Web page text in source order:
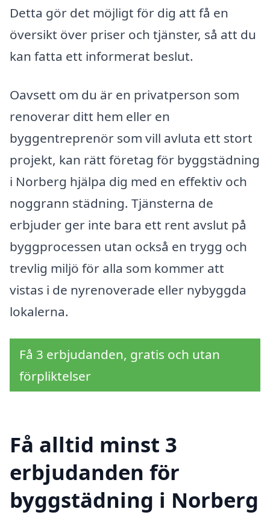
Detta gör det möjligt för dig att få en
översikt över priser och tjänster, så att du
kan fatta ett informerat beslut.
Oavsett om du är en privatperson som
renoverar ditt hem eller en
byggentreprenör som vill avluta ett stort
projekt, kan rätt företag för byggstädning
i Norberg hjälpa dig med en effektiv och
noggrann städning. Tjänsterna de
erbjuder ger inte bara ett rent avslut på
byggprocessen utan också en trygg och
trevlig miljö för alla som kommer att
vistas i de nyrenoverade eller nybyggda
lokalerna.
Få 3 erbjudanden, gratis och utan
förpliktelser
Få alltid minst 3
erbjudanden för
byggstädning i Norberg